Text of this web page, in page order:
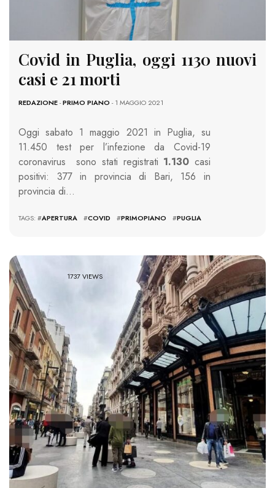
Covid in Puglia, oggi 1130 nuovi
casi e 21 morti
REDAZIONE-PRIMO PIANO - 1 MAGGIO 2021
Oggi sabato 1 maggio 2021 in Puglia, su
11.450 test per l’infezione da Covid-19
coronavirus sono stati registrati 1.130 casi
positivi: 377 in provincia di Bari, 156 in
provincia di…
TAGS: #APERTURA #COVID #PRIMOPIANO #PUGLIA
1737 VIEWS